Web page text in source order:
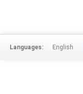
Languages: English